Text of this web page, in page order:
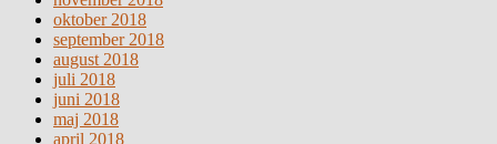
oktober 2018
september 2018
august 2018
juli 2018
juni 2018
maj 2018
april 2018